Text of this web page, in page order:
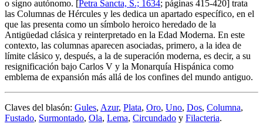
o signo autónomo. [Petra Sancta, S.; 1634; páginas 415-420] trata
las Columnas de Hércules y les dedica un apartado específico, en el
que las presenta como un símbolo heroico heredado de la
Antigüedad clásica y reinterpretado en la Edad Moderna. En este
contexto, las columnas aparecen asociadas, primero, a la idea de
límite clásico y, después, a la de superación moderna, es decir, a su
resignificación bajo Carlos V y la Monarquía Hispánica como
emblema de expansión más allá de los confines del mundo antiguo.
Claves del blasón: Gules, Azur, Plata, Oro, Uno, Dos, Columna,
Fustado, Surmontado, Ola, Lema, Circundado y Filacteria.